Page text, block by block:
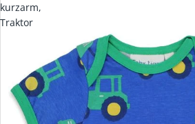
kurzarm,
Traktor